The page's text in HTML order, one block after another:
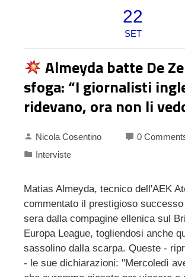
22
SET
Almeyda batte De
sfoga: “I giornalisti
ridevano, ora non li
Nicola Cosentino
0
Interviste
Matias Almeyda, tecnico dell'AEK
commentato il prestigioso
sera dalla compagine ellenica sul
Europa League, togliendosi anche
sassolino dalla scarpa. Queste -
- le sue dichiarazioni: "Mercoledì